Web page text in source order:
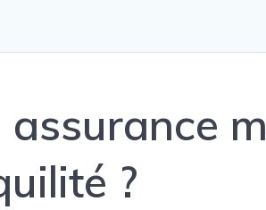
assurance
?